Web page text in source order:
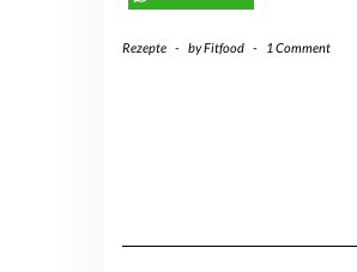
Rezepte - byFitfood - 1 Comment